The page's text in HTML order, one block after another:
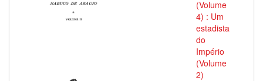
(Volume
4) : Um
estadista
do
Império
(Volume
2)